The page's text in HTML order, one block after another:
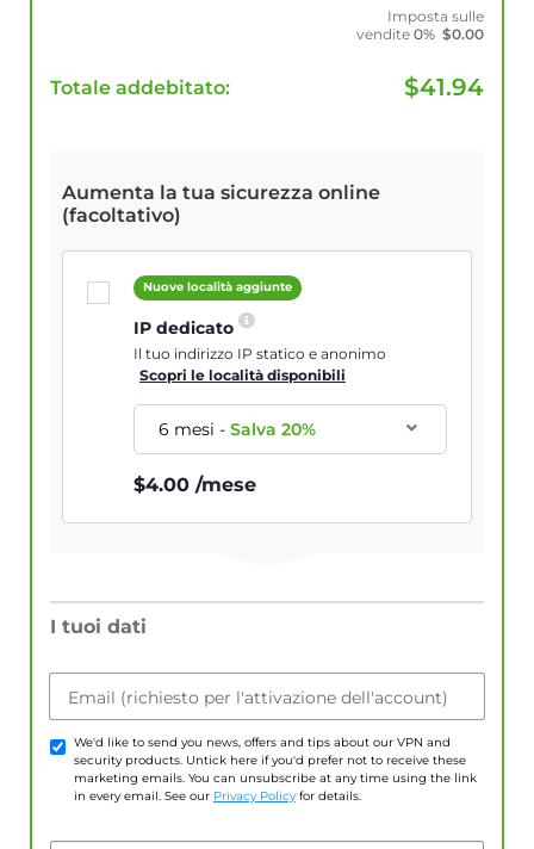
Imposta sulle
vendite 0% $0.00
Totale addebitato: $41.94
Aumenta la tua sicurezza online
(facoltativo)
Nuove località aggiunte
IP dedicato
Il tuo indirizzo IP statico e anonimo
Scopri le località disponibili
6 mesi-Salva20%
$4.00 /mese
I tuoi dati
Email (richiesto per l'attivazione dell'account)
We'd like to send you news, offers and tips about our VPN and
security products. Untick here if you'd prefer not to receive these
marketing emails. You can unsubscribe at any time using the link
in every email. See our Privacy Policy for details.